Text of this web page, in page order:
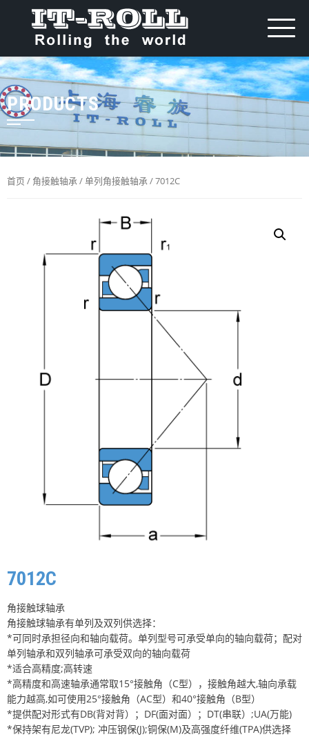
PRODUCTS
首页 / 角接触轴承/单列角接触轴承/ 7012C
7012C
角接触球轴承
角接触球轴承有单列及双列供选择：
*可同时承担径向和轴向载荷。单列型号可承受单向的轴向载荷；配对
单列轴承和双列轴承可承受双向的轴向载荷
*适合高精度;高转速
*高精度和高速轴承通常取15°接触角（C型），接触角越大,轴向承载
能力越高,如可使用25°接触角（AC型）和40°接触角（B型）
*提供配对形式有DB(背对背）；DF(面对面）；DT(串联）;UA(万能)
*保持架有尼龙(TVP); 冲压钢保(J);铜保(M)及高强度纤维(TPA)供选择